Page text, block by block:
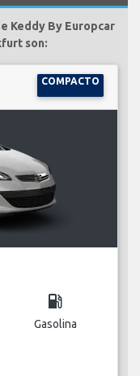
Keddy By Europcar
son:
COMPACTO
local_gas_station
Gasolina